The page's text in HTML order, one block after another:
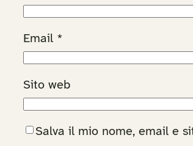
Email *
Sito web
Salva il mio nome, email e